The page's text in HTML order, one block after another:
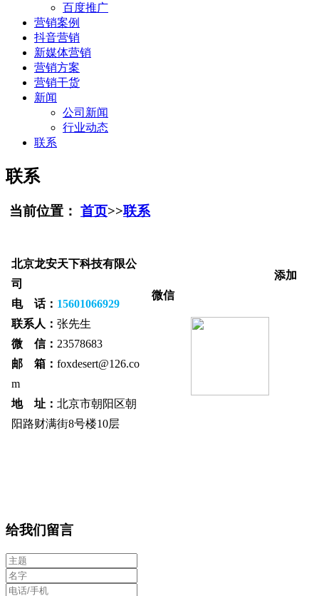
百度推广
营销案例
抖音营销
新媒体营销
营销方案
营销干货
新闻
公司新闻
行业动态
联系
联系
当前位置： 首页>>联系
北京龙安天下科技有限公
司
电 话： 15601066929
联系人： 张先生
微 信： 23578683
邮 箱： foxdesert@126.co
m
地 址： 北京市朝阳区朝
阳路财满街8号楼10层
添加
微信
给我们留言